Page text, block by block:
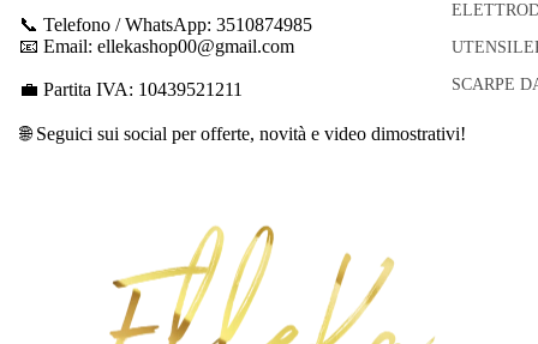
SCARPE
📞 Telefono / WhatsApp: 3510874985
📧 Email: ellekashop00@gmail.com
💼 Partita IVA: 10439521211
🌐 Seguici sui social per offerte, novità e video dimostrativi!
Informativa sui rimborsi